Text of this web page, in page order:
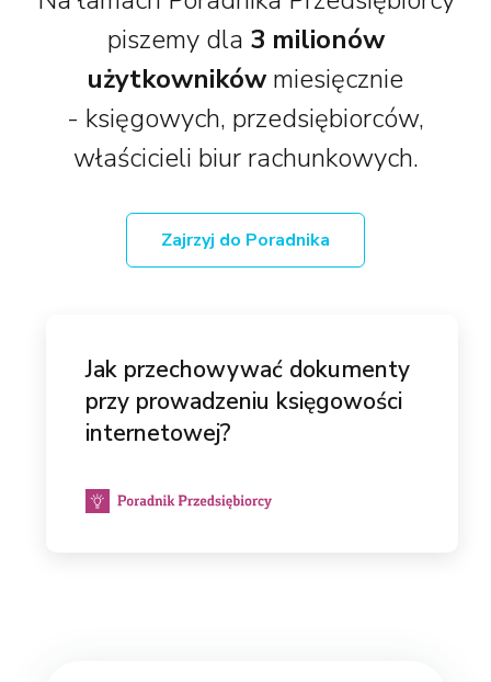
piszemy dla 3 milionów
użytkownikówmiesięcznie
- księgowych, przedsiębiorców,
właścicieli biur rachunkowych.
Zajrzyj do Poradnika
Jak przechowywać dokumenty
przy prowadzeniu księgowości
internetowej?